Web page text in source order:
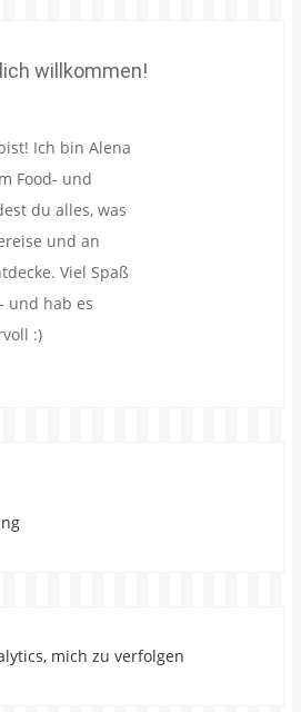
willkommen!
Ich bin Alena
Food- und
du alles, was
und an
Viel Spaß
und hab es
:)
mich zu verfolgen